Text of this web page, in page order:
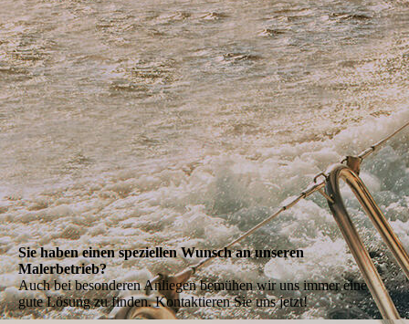
Sie haben einen speziellen Wunsch an unseren
Malerbetrieb?
Auch bei besonderen Anliegen bemühen wir uns immer eine
gute Lösung zu finden. Kontaktieren Sie uns jetzt!